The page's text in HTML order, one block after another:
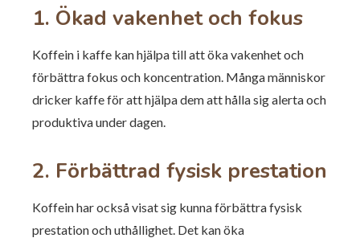
1. Ökad vakenhet och fokus
Koffein i kaffe kan hjälpa till att öka vakenhet och
förbättra fokus och koncentration. Många människor
dricker kaffe för att hjälpa dem att hålla sig alerta och
produktiva under dagen.
2. Förbättrad fysisk prestation
Koffein har också visat sig kunna förbättra fysisk
prestation och uthållighet. Det kan öka